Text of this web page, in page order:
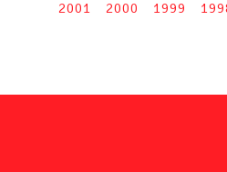
2001
2000 1999